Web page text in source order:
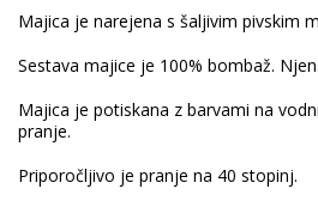
Majica je narejena s šaljivim pivskim
Sestava majice je 100% bombaž.
Majica je potiskana z barvami na
pranje.
Priporočljivo je pranje na 40 stopinj.